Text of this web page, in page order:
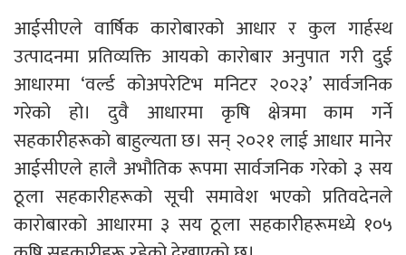
आईसीएले वार्षिक कारोबारको आधार र कुल गार्हस्थ
उत्पादनमा प्रतिव्यक्ति आयको कारोबार अनुपात गरी दुई
आधारमा ‘वर्ल्ड कोअपरेटिभ मनिटर २०२३’ सार्वजनिक
गरेको हो। दुवै आधारमा कृषि क्षेत्रमा काम गर्ने
सहकारीहरूको बाहुल्यता छ। सन् २०२१ लाई आधार मानेर
आईसीएले हालै अभौतिक रूपमा सार्वजनिक गरेको ३ सय
ठूला सहकारीहरूको सूची समावेश भएको प्रतिवदेनले
कारोबारको आधारमा ३ सय ठूला सहकारीहरूमध्ये १०५